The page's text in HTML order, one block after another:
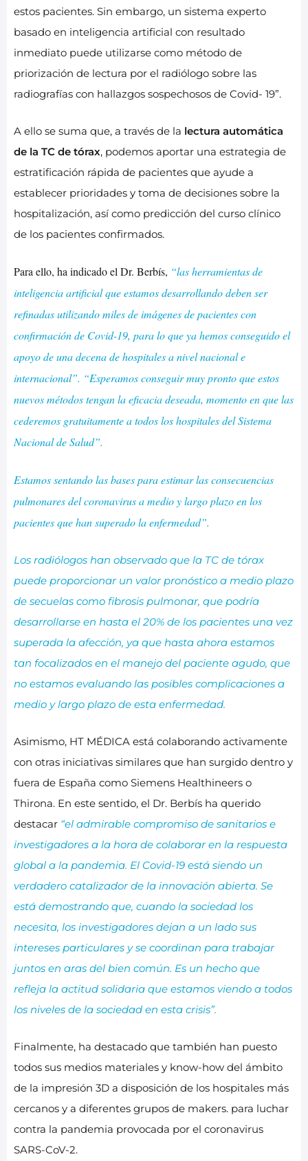
estos pacientes. Sin embargo, un sistema experto
basado en inteligencia artificial con resultado
inmediato puede utilizarse como método de
priorización de lectura por el radiólogo sobre las
radiografías con hallazgos sospechosos de Covid- 19”.
A ello se suma que, a través de la lectura automática
de la TC de tórax, podemos aportar una estrategia de
estratificación rápida de pacientes que ayude a
establecer prioridades y toma de decisiones sobre la
hospitalización, así como predicción del curso clínico
de los pacientes confirmados.
Para ello, ha indicado el Dr. Berbís, “las herramientas de
inteligencia artificial que estamos desarrollando deben ser
refinadas utilizando miles de imágenes de pacientes con
confirmación de Covid-19, para lo que ya hemos conseguido el
apoyo de una decena de hospitales a nivel nacional e
internacional”. “Esperamos conseguir muy pronto que estos
nuevos métodos tengan la eficacia deseada, momento en que las
cederemos gratuitamente a todos los hospitales del Sistema
Nacional de Salud”.
Estamos sentando las bases para estimar las consecuencias
pulmonares del coronavirus a medio y largo plazo en los
pacientes que han superado la enfermedad”.
Los radiólogos han observado que la TC de tórax
puede proporcionar un valor pronóstico a medio plazo
de secuelas como fibrosis pulmonar, que podría
desarrollarse en hasta el 20% de los pacientes una vez
superada la afección, ya que hasta ahora estamos
tan focalizados en el manejo del paciente agudo, que
no estamos evaluando las posibles complicaciones a
medio y largo plazo de esta enfermedad.
Asimismo, HT MÉDICA está colaborando activamente
con otras iniciativas similares que han surgido dentro y
fuera de España como Siemens Healthineers o
Thirona. En este sentido, el Dr. Berbís ha querido
destacar “el admirable compromiso de sanitarios e
investigadores a la hora de colaborar en la respuesta
global a la pandemia. El Covid-19 está siendo un
verdadero catalizador de la innovación abierta. Se
está demostrando que, cuando la sociedad los
necesita, los investigadores dejan a un lado sus
intereses particulares y se coordinan para trabajar
juntos en aras del bien común. Es un hecho que
refleja la actitud solidaria que estamos viendo a todos
los niveles de la sociedad en esta crisis”.
Finalmente, ha destacado que también han puesto
todos sus medios materiales y know-how del ámbito
de la impresión 3D a disposición de los hospitales más
cercanos y a diferentes grupos de makers. para luchar
contra la pandemia provocada por el coronavirus
SARS-CoV-2.